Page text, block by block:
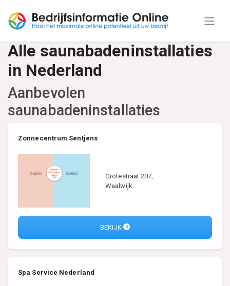
Alle saunabadeninstallaties
in Nederland
Aanbevolen
saunabadeninstallaties
Zonnecentrum Sentjens
Grotestraat 207,
Waalwijk
BEKIJK
Spa Service Nederland